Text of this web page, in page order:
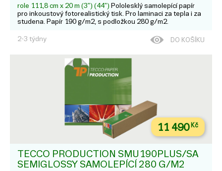
role 111,8 cm x 20 m (3") (44") Pololesklý samolepící papír
pro inkoustový fotorealistický tisk. Pro laminaci za tepla i za
studena. Papír 190 g/m2, s podložkou 280 g/m2.
2-3 týdny DO KOŠÍKU
11 490Kč
TECCO PRODUCTION SMU190PLUS/SA
SEMIGLOSSY SAMOLEPÍCÍ 280 G/M2